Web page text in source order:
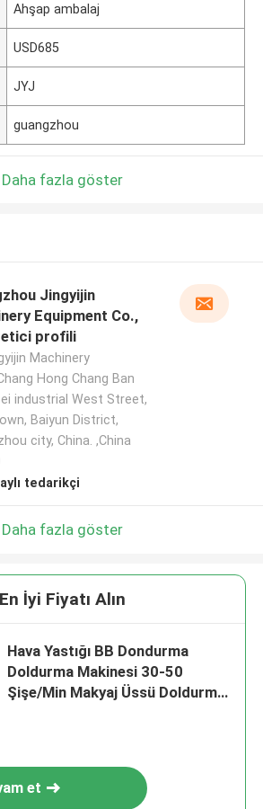
Ahşap ambalaj
USD685
JYJ
guangzhou
Daha fazla göster
Jingyijin
Equipment Co.,
profili
Machinery
Hong Chang Ban
industrial West Street,
Baiyun District,
city, China. ,China
tedarikçi
Daha fazla göster
En İyi Fiyatı Alın
Hava Yastığı BB Dondurma
Doldurma Makinesi 30-50
Şişe/Min Makyaj Üssü Doldurma
et